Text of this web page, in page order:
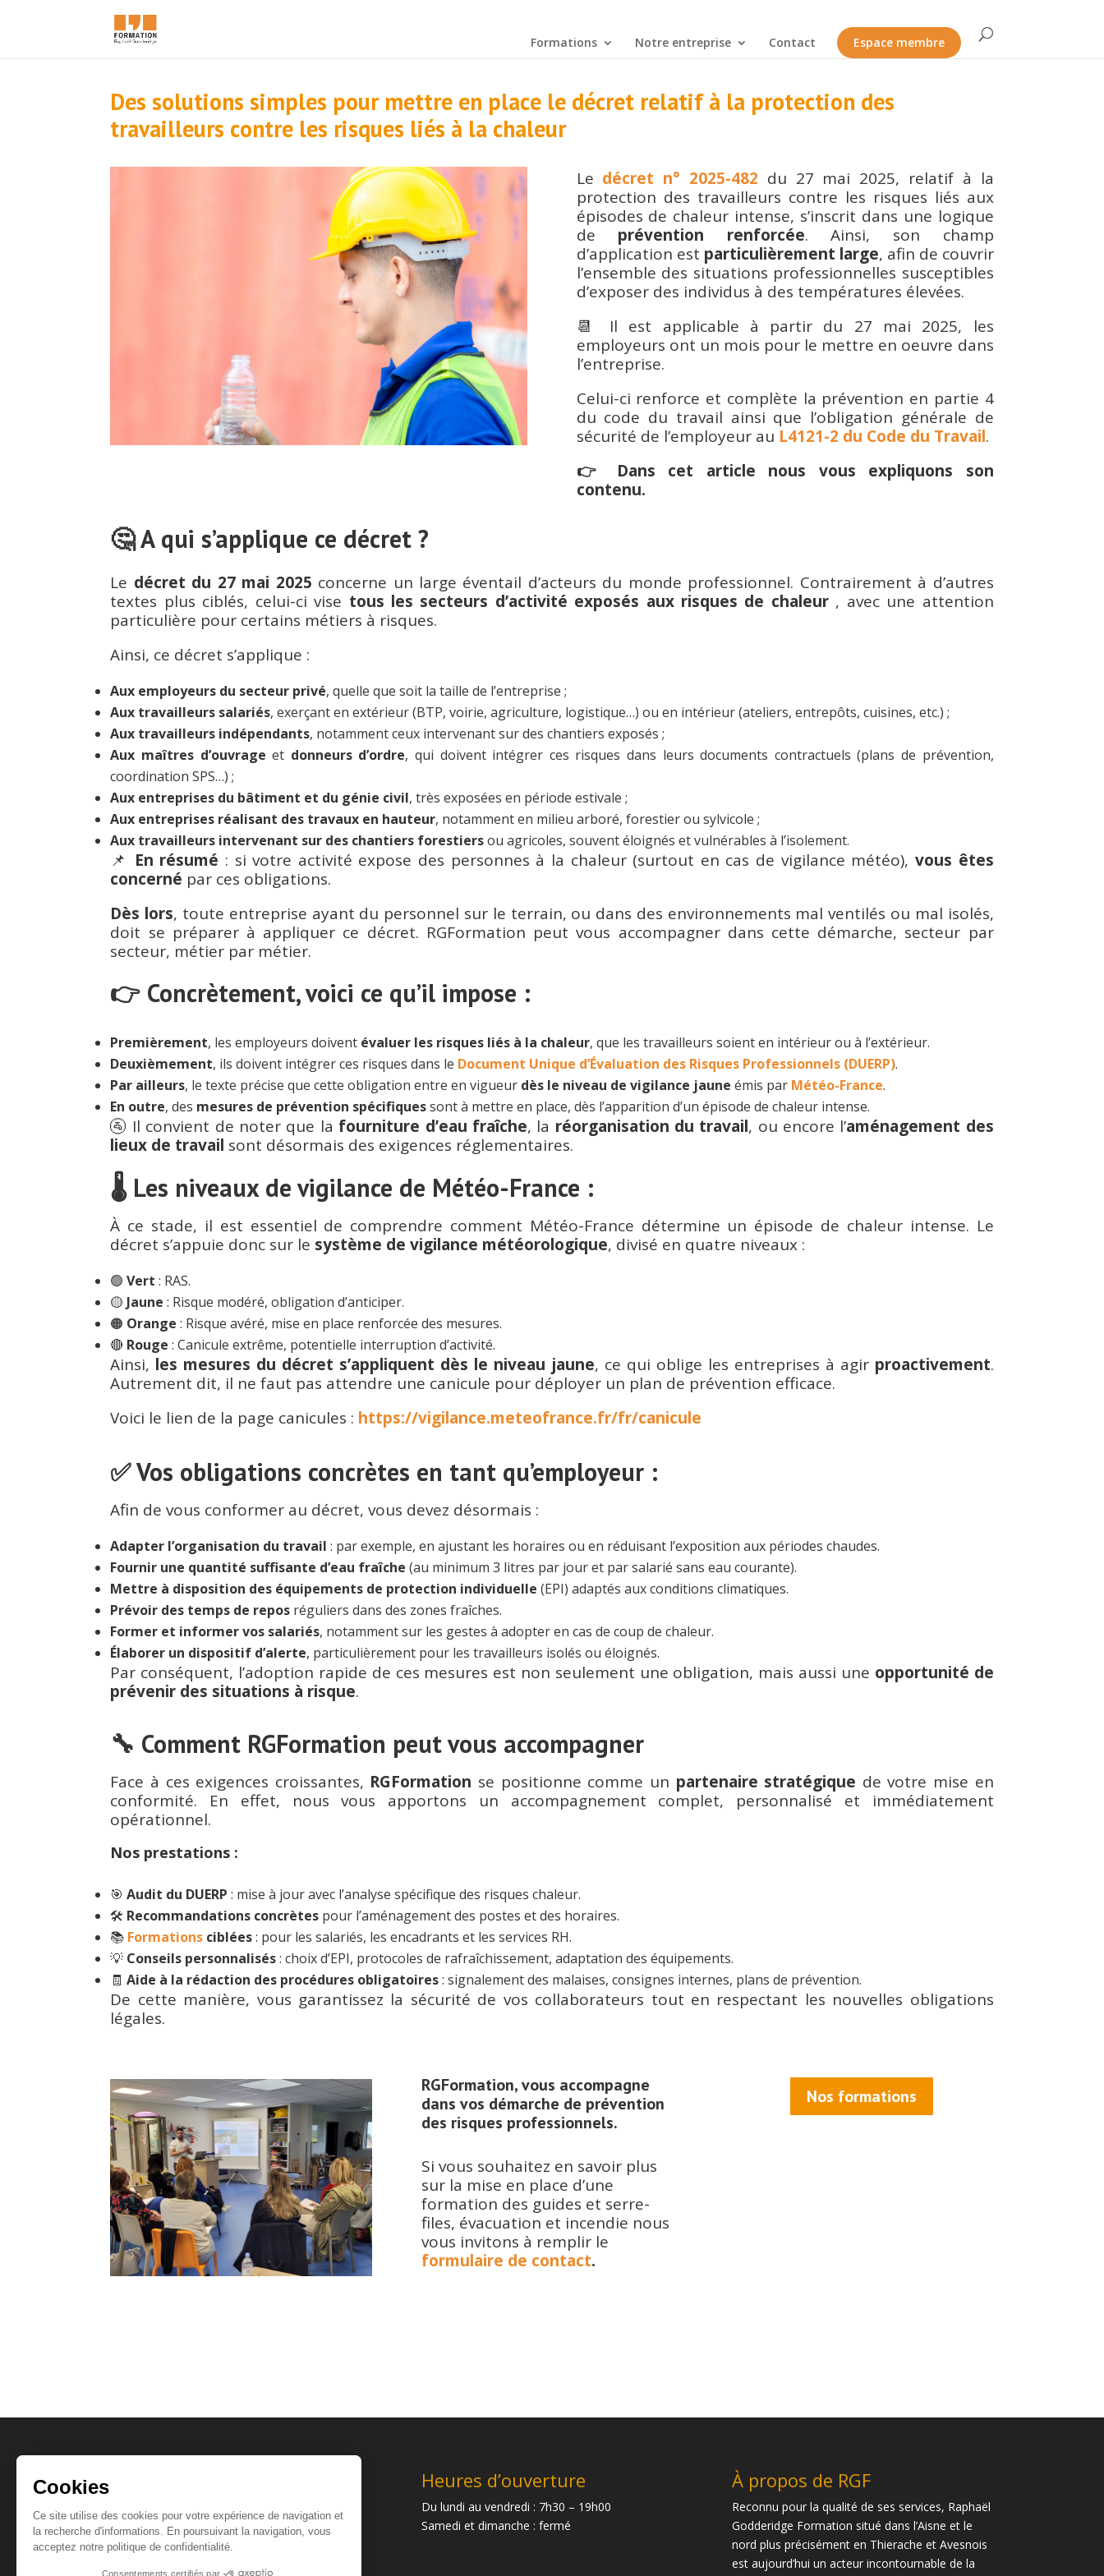
Formations Notre entreprise Contact Espace membre
Des solutions simples pour mettre en place le décret relatif à la protection des
travailleurs contre les risques liés à la chaleur
Le décret n° 2025-482 du 27 mai 2025, relatif à la
protection des travailleurs contre les risques liés aux
épisodes de chaleur intense, s’inscrit dans une logique
de prévention renforcée. Ainsi, son champ
d’application est particulièrement large, afin de couvrir
l’ensemble des situations professionnelles susceptibles
d’exposer des individus à des températures élevées.
📆 Il est applicable à partir du 27 mai 2025, les
employeurs ont un mois pour le mettre en oeuvre dans
l’entreprise.
Celui-ci renforce et complète la prévention en partie 4
du code du travail ainsi que l’obligation générale de
sécurité de l’employeur au L4121-2 du Code du Travail.
👉 Dans cet article nous vous expliquons son
contenu.
🤔 A qui s’applique ce décret ?
Le décret du 27 mai 2025 concerne un large éventail d’acteurs du monde professionnel. Contrairement à d’autres
textes plus ciblés, celui-ci vise tous les secteurs d’activité exposés aux risques de chaleur , avec une attention
particulière pour certains métiers à risques.
Ainsi, ce décret s’applique :
Aux employeurs du secteur privé, quelle que soit la taille de l’entreprise ;
Aux travailleurs salariés, exerçant en extérieur (BTP, voirie, agriculture, logistique…) ou en intérieur (ateliers, entrepôts, cuisines, etc.) ;
Aux travailleurs indépendants, notamment ceux intervenant sur des chantiers exposés ;
Aux maîtres d’ouvrage et donneurs d’ordre, qui doivent intégrer ces risques dans leurs documents contractuels (plans de prévention,
coordination SPS…) ;
Aux entreprises du bâtiment et du génie civil, très exposées en période estivale ;
Aux entreprises réalisant des travaux en hauteur, notamment en milieu arboré, forestier ou sylvicole ;
Aux travailleurs intervenant sur des chantiers forestiersou agricoles, souvent éloignés et vulnérables à l’isolement.
📌 En résumé : si votre activité expose des personnes à la chaleur (surtout en cas de vigilance météo), vous êtes
concerné par ces obligations.
Dès lors, toute entreprise ayant du personnel sur le terrain, ou dans des environnements mal ventilés ou mal isolés,
doit se préparer à appliquer ce décret. RGFormation peut vous accompagner dans cette démarche, secteur par
secteur, métier par métier.
👉 Concrètement, voici ce qu’il impose :
Premièrement, les employeurs doivent évaluer les risques liés à la chaleur, que les travailleurs soient en intérieur ou à l’extérieur.
Deuxièmement, ils doivent intégrer ces risques dans le Document Unique d’Évaluation des Risques Professionnels (DUERP).
Par ailleurs, le texte précise que cette obligation entre en vigueur dès le niveau de vigilance jaune émis par Météo-France.
En outre, des mesures de prévention spécifiquessont à mettre en place, dès l’apparition d’un épisode de chaleur intense.
🚰 Il convient de noter que la fourniture d’eau fraîche, la réorganisation du travail, ou encore l’aménagement des
lieux de travail sont désormais des exigences réglementaires.
🌡️ Les niveaux de vigilance de Météo-France :
À ce stade, il est essentiel de comprendre comment Météo-France détermine un épisode de chaleur intense. Le
décret s’appuie donc sur le système de vigilance météorologique, divisé en quatre niveaux :
🟢Vert : RAS.
🟡Jaune : Risque modéré, obligation d’anticiper.
🟠 Orange : Risque avéré, mise en place renforcée des mesures.
🔴 Rouge : Canicule extrême, potentielle interruption d’activité.
Ainsi, les mesures du décret s’appliquent dès le niveau jaune, ce qui oblige les entreprises à agir proactivement.
Autrement dit, il ne faut pas attendre une canicule pour déployer un plan de prévention efficace.
Voici le lien de la page canicules : https://vigilance.meteofrance.fr/fr/canicule
✅ Vos obligations concrètes en tant qu’employeur :
Afin de vous conformer au décret, vous devez désormais :
Adapter l’organisation du travail : par exemple, en ajustant les horaires ou en réduisant l’exposition aux périodes chaudes.
Fournir une quantité suffisante d’eau fraîche (au minimum 3 litres par jour et par salarié sans eau courante).
Mettre à disposition des équipements de protection individuelle (EPI) adaptés aux conditions climatiques.
Prévoir des temps de repos réguliers dans des zones fraîches.
Former et informer vos salariés, notamment sur les gestes à adopter en cas de coup de chaleur.
Élaborer un dispositif d’alerte, particulièrement pour les travailleurs isolés ou éloignés.
Par conséquent, l’adoption rapide de ces mesures est non seulement une obligation, mais aussi une opportunité de
prévenir des situations à risque.
🔧 Comment RGFormation peut vous accompagner
Face à ces exigences croissantes, RGFormation se positionne comme un partenaire stratégique de votre mise en
conformité. En effet, nous vous apportons un accompagnement complet, personnalisé et immédiatement
opérationnel.
Nos prestations :
🎯Audit du DUERP : mise à jour avec l’analyse spécifique des risques chaleur.
🛠️ Recommandations concrètes pour l’aménagement des postes et des horaires.
📚 Formations ciblées: pour les salariés, les encadrants et les services RH.
💡 Conseils personnalisés: choix d’EPI, protocoles de rafraîchissement, adaptation des équipements.
🧾Aide à la rédaction des procédures obligatoires: signalement des malaises, consignes internes, plans de prévention.
De cette manière, vous garantissez la sécurité de vos collaborateurs tout en respectant les nouvelles obligations
légales.
RGFormation, vous accompagne
dans vos démarche de prévention
des risques professionnels.
Si vous souhaitez en savoir plus
sur la mise en place d’une
formation des guides et serre-
files, évacuation et incendie nous
vous invitons à remplir le
formulaire de contact.
Nos formations
Rue d’Hirson, 02140 Vervins
📞06 38 52 47 49
Heures d’ouverture
Du lundi au vendredi : 7h30 – 19h00
Samedi et dimanche : fermé
À propos de RGF
Reconnu pour la qualité de ses services, Raphaël
Godderidge Formation situé dans l’Aisne et le
nord plus précisément en Thierache et Avesnois
est aujourd’hui un acteur incontournable de la